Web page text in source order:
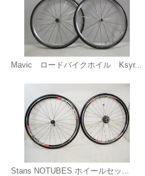
Mavic ロードバイクホイル Ksyr...
Stans NOTUBES ホイールセッ...